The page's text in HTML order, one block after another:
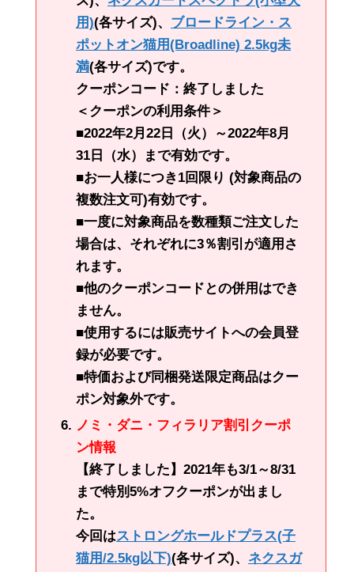
用)(各サイズ)、 ブロードライン・ス
ポットオン猫用(Broadline) 2.5kg未
満(各サイズ)です。
クーポンコード：終了しました
＜クーポンの利用条件＞
■2022年2月22日（火）～2022年8月
31日（水）まで有効です。
■お一人様につき1回限り (対象商品の
複数注文可)有効です。
■一度に対象商品を数種類ご注文した
場合は、それぞれに3％割引が適用さ
れます。
■他のクーポンコードとの併用はでき
ません。
■使用するには販売サイトへの会員登
録が必要です。
■特価および同梱発送限定商品はクー
ポン対象外です。
ノミ・ダニ・フィラリア割引クーポ
ン情報
【終了しました】2021年も3/1～8/31
まで特別5%オフクーポンが出まし
た。
今回はストロングホールドプラス(子
猫用/2.5kg以下)(各サイズ)、 ネクスガ